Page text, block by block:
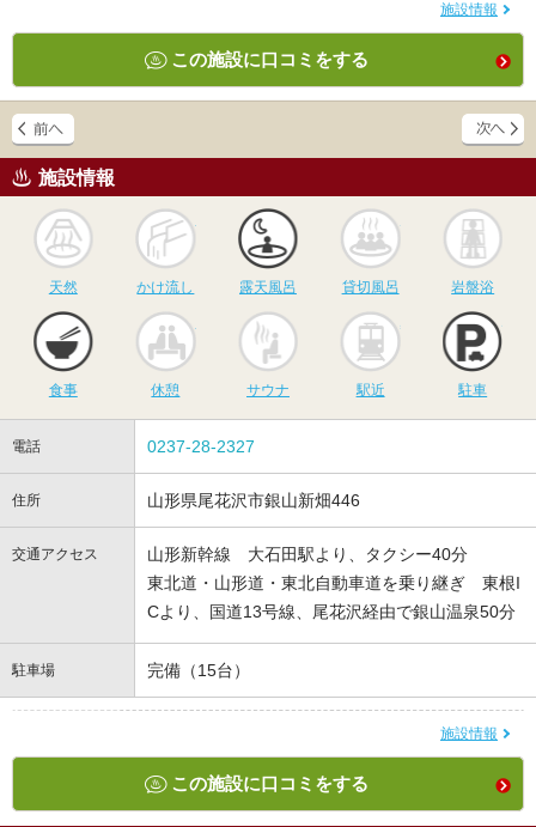
施設情報
この施設に口コミをする
施設情報
天然
かけ流し
かけ流し
露天風呂
露天風呂
貸切風呂
貸切風呂 岩盤浴
食事 休憩
サウナ
サウナ 駅近 駐車
電話 0237-28-2327
住所 山形県尾花沢市銀山新畑446
交通アクセス
山形新幹線 大石田駅より、タクシー40分
東北道・山形道・東北自動車道を乗り継ぎ 東根I
Cより、国道13号線、尾花沢経由で銀山温泉50分
駐車場 完備（15台）
施設情報
この施設に口コミをする